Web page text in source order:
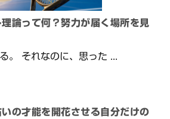
論って何？努力が届く場所を見
。 それなのに、思った ...
の才能を開花させる自分だけの